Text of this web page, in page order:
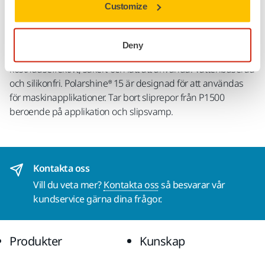
Customize
Deny
enkla poleringsalternativet för att effektivt producera en
förstklassig ytfinish på både nyapplicerad och etablerad
lack. Istället för att täcka över repor, polar Polarshine® 15
faktiskt bort dem och lämnar en förstklassig glans. Det är
kostnadseffektivt, säkert och lätt att använda. Vattenbaserad
och silikonfri. Polarshine® 15 är designad för att användas
för maskinapplikationer. Tar bort sliprepor från P1500
beroende på applikation och slipsvamp.
Kontakta oss
Vill du veta mer?Kontakta ossså besvarar vår
kundservice gärna dina frågor.
Produkter Kunskap